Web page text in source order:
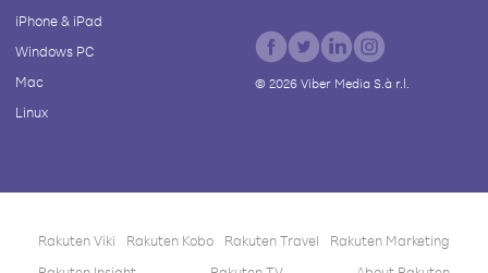
iPhone & iPad
Windows PC
Mac
Linux
© 2026Viber Media S.à r.l.
Rakuten Viki Rakuten Kobo Rakuten Travel
Rakuten Marketing